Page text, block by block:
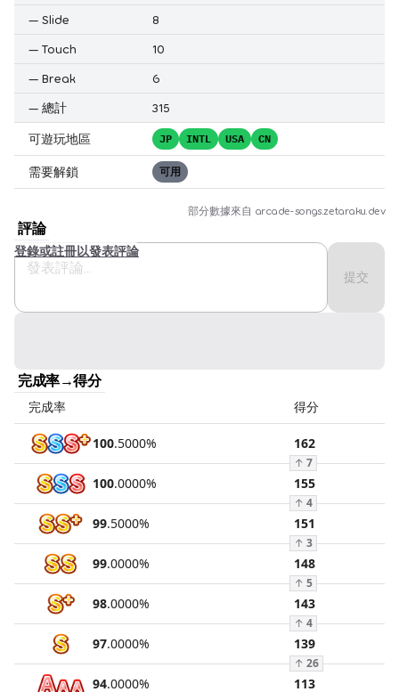
— Slide
8
— Touch
10
— Break
6
— 總計 315
可遊玩地區 JP INTL USA CN
需要解鎖 可用
部分數據來自 arcade-songs.zetaraku.dev
評論
提交
登錄或註冊以發表評論
完成率→得分
完成率 得分
100.5000% 162
↑ 7
100.0000% 155
↑ 4
99.5000% 151
↑ 3
99.0000% 148
↑ 5
98.0000% 143
↑ 4
97.0000% 139
↑ 26
94.0000% 113